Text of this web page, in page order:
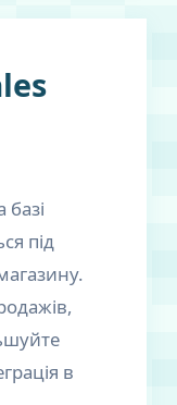
базі
під
в